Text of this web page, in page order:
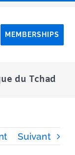
MEMBERSHIPS
du Tchad
Suivant